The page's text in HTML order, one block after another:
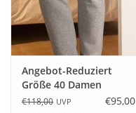
Angebot-Reduziert
Größe 40 Damen
Homedress Hose 8208
€118,00 UVP €95,00